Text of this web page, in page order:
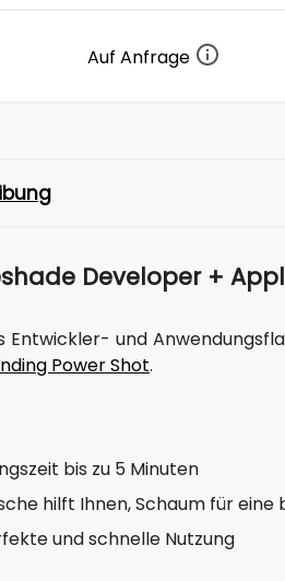
Auf Anfrage
Developer +
Entwickler- und
Power Shot.
bis zu 5 Minuten
hilft Ihnen, Schaum für
und schnelle Nutzung